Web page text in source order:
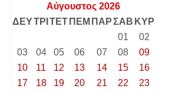
Αύγουστος 2026
ΔΕΥΤΡΙ ΤΕΤ ΠΕΜ ΠΑΡΣΑΒ ΚΥΡ
01
02
03
04 05 06 07 08
09
10
11 12 13 14 15
16
17
18 19 20 21 22
23